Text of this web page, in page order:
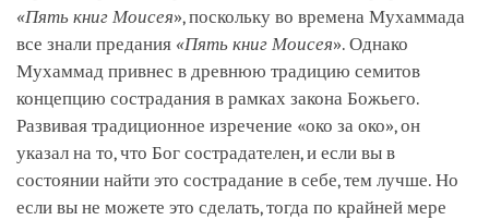
«Пять книг Моисея», поскольку во времена Мухаммада
все знали предания «Пять книг Моисея». Однако
Мухаммад привнес в древнюю традицию семитов
концепцию сострадания в рамках закона Божьего.
Развивая традиционное изречение «око за око», он
указал на то, что Бог сострадателен, и если вы в
состоянии найти это сострадание в себе, тем лучше. Но
если вы не можете это сделать, тогда по крайней мере